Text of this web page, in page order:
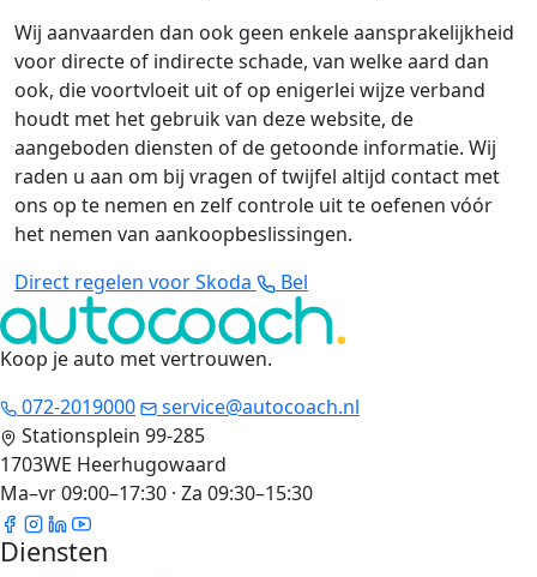
Wij aanvaarden dan ook geen enkele aansprakelijkheid
voor directe of indirecte schade, van welke aard dan
ook, die voortvloeit uit of op enigerlei wijze verband
houdt met het gebruik van deze website, de
aangeboden diensten of de getoonde informatie. Wij
raden u aan om bij vragen of twijfel altijd contact met
ons op te nemen en zelf controle uit te oefenen vóór
het nemen van aankoopbeslissingen.
Direct regelen voor Skoda
Bel
Koop je auto met vertrouwen.
072-2019000
service@autocoach.nl
Stationsplein 99-285
1703WE Heerhugowaard
Ma–vr 09:00–17:30 · Za 09:30–15:30
Diensten